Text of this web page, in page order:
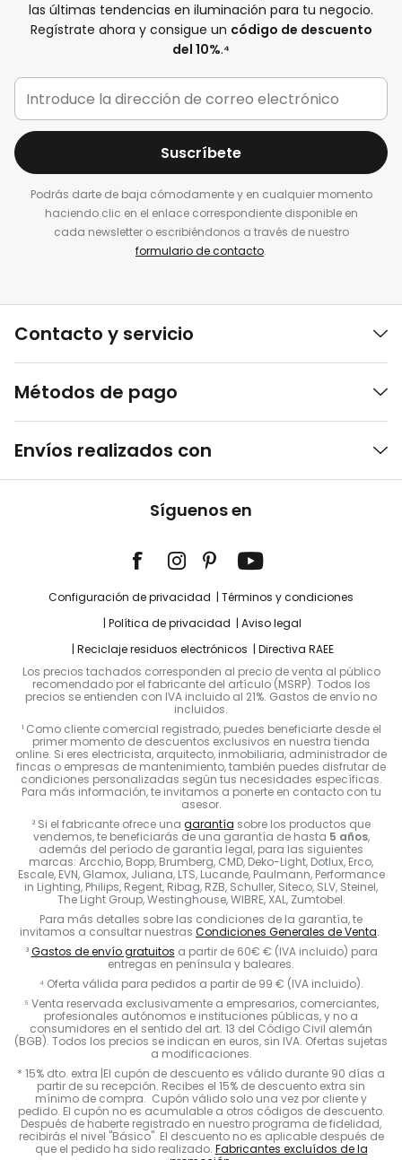
las últimas tendencias en iluminación para tu negocio.
Regístrate ahora y consigue un código de descuento
del 10%.⁴
Suscríbete
Podrás darte de baja cómodamente y en cualquier momento
haciendo clic en el enlace correspondiente disponible en
cada newsletter o escribiéndonos a través de nuestro
formulario de contacto.
Contacto y servicio
Métodos de pago
Envíos realizados con
Síguenos en
Configuración de privacidad
Términos y condiciones
Política de privacidad
Aviso legal
Reciclaje residuos electrónicos
Directiva RAEE
Los precios tachados corresponden al precio de venta al público
recomendado por el fabricante del artículo (MSRP). Todos los
precios se entienden con IVA incluido al 21%. Gastos de envío no
incluidos.
¹ Como cliente comercial registrado, puedes beneficiarte desde el
primer momento de descuentos exclusivos en nuestra tienda
online. Si eres electricista, arquitecto, inmobiliaria, administrador de
fincas o empresas de mantenimiento, también puedes disfrutar de
condiciones personalizadas según tus necesidades específicas.
Para más información, te invitamos a ponerte en contacto con tu
asesor.
² Si el fabricante ofrece una garantía sobre los productos que
vendemos, te beneficiarás de una garantía de hasta 5 años,
además del período de garantía legal, para las siguientes
marcas: Arcchio, Bopp, Brumberg, CMD, Deko-Light, Dotlux, Erco,
Escale, EVN, Glamox, Juliana, LTS, Lucande, Paulmann, Performance
in Lighting, Philips, Regent, Ribag, RZB, Schuller, Siteco, SLV, Steinel,
The Light Group, Westinghouse, WIBRE, XAL, Zumtobel.
Para más detalles sobre las condiciones de la garantía, te
invitamos a consultar nuestras Condiciones Generales de Venta.
³Gastos de envío gratuitos a partir de 60€ € (IVA incluido) para
entregas en península y baleares.
⁴ Oferta válida para pedidos a partir de 99 € (IVA incluido).
⁵ Venta reservada exclusivamente a empresarios, comerciantes,
profesionales autónomos e instituciones públicas, y no a
consumidores en el sentido del art. 13 del Código Civil alemán
(BGB). Todos los precios se indican en euros, sin IVA. Ofertas sujetas
a modificaciones.
* 15% dto. extra |El cupón de descuento es válido durante 90 días a
partir de su recepción. Recibes el 15% de descuento extra sin
mínimo de compra. Cupón válido solo una vez por cliente y
pedido. El cupón no es acumulable a otros códigos de descuento.
Después de haberte registrado en nuestro programa de fidelidad,
recibirás el nivel "Básico". El descuento no es aplicable después de
que el pedido ha sido realizado. Fabricantes excluídos de la